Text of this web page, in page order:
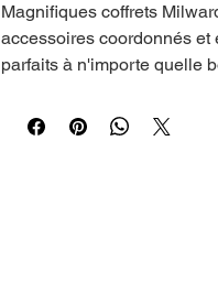
Magnifiques coffrets
accessoires coordonnés et
parfaits à n'importe quelle
coffret en cadeau !